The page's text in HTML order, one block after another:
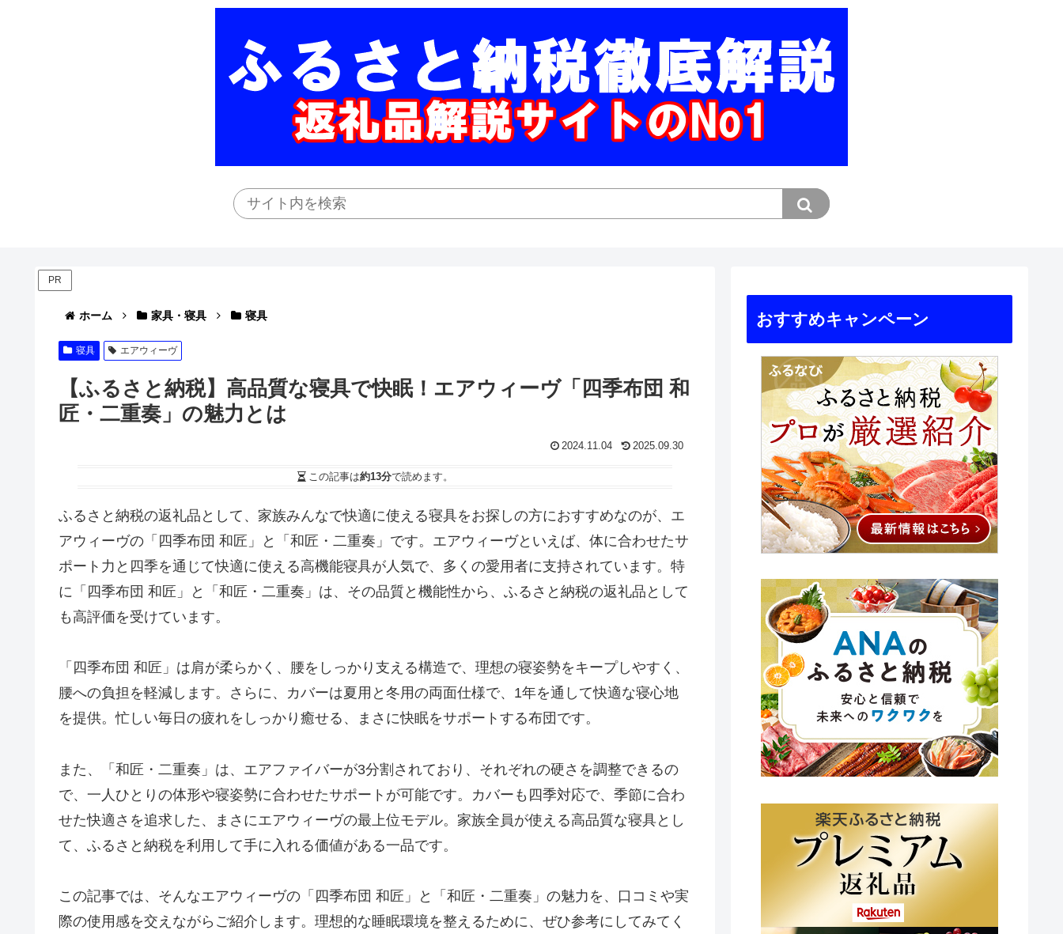
PR
ホーム 家具・寝具 寝具
寝具 エアウィーヴ
【ふるさと納税】高品質な寝具で快眠！エアウィーヴ「四季布団 和
匠・二重奏」の魅力とは
2024.11.04 2025.09.30
この記事は約13分で読めます。
ふるさと納税の返礼品として、家族みんなで快適に使える寝具をお探しの方におすすめなのが、エ
アウィーヴの「四季布団 和匠」と「和匠・二重奏」です。エアウィーヴといえば、体に合わせたサ
ポート力と四季を通じて快適に使える高機能寝具が人気で、多くの愛用者に支持されています。特
に「四季布団 和匠」と「和匠・二重奏」は、その品質と機能性から、ふるさと納税の返礼品として
も高評価を受けています。
「四季布団 和匠」は肩が柔らかく、腰をしっかり支える構造で、理想の寝姿勢をキープしやすく、
腰への負担を軽減します。さらに、カバーは夏用と冬用の両面仕様で、1年を通して快適な寝心地
を提供。忙しい毎日の疲れをしっかり癒せる、まさに快眠をサポートする布団です。
また、「和匠・二重奏」は、エアファイバーが3分割されており、それぞれの硬さを調整できるの
で、一人ひとりの体形や寝姿勢に合わせたサポートが可能です。カバーも四季対応で、季節に合わ
せた快適さを追求した、まさにエアウィーヴの最上位モデル。家族全員が使える高品質な寝具とし
て、ふるさと納税を利用して手に入れる価値がある一品です。
この記事では、そんなエアウィーヴの「四季布団 和匠」と「和匠・二重奏」の魅力を、口コミや実
際の使用感を交えながらご紹介します。理想的な睡眠環境を整えるために、ぜひ参考にしてみてく
おすすめキャンペーン